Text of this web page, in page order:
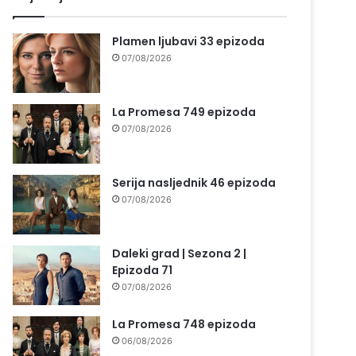
Plamen ljubavi 33 epizoda
07/08/2026
La Promesa 749 epizoda
07/08/2026
Serija nasljednik 46 epizoda
07/08/2026
Daleki grad | Sezona 2 |
Epizoda 71
07/08/2026
La Promesa 748 epizoda
06/08/2026